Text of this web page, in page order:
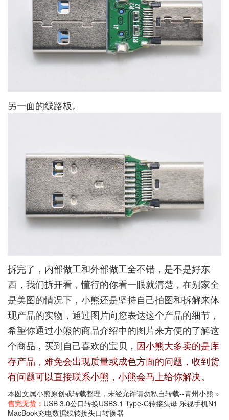
另一面的线路板。
拆完了，内部做工和外部做工全不错，是不是好东
西，我们拆开看，懂行的你看一眼就清楚，在别家全
是美图的情况下，小熊还是坚持自己拍图和拆解来体
现产品的实物，通过图片向您表达这个产品的细节，
希望你通过小熊的商品介绍中的图片来方便的了解这
个商品，买到自己喜欢的宝贝， 因小熊大多卖的是库
存产品，难免会出现质量或成色方面的问题，收到货
有问题可以直接联系小熊，小熊会马上给你解决。
本图文属小熊原创或转载整理，未经允许请勿私自转载--青州小熊 »
售完无货： USB 3.0公口转换USB3.1 Type-C转接头母 乐视手机N1
MacBook充电数据线转接头口转换器